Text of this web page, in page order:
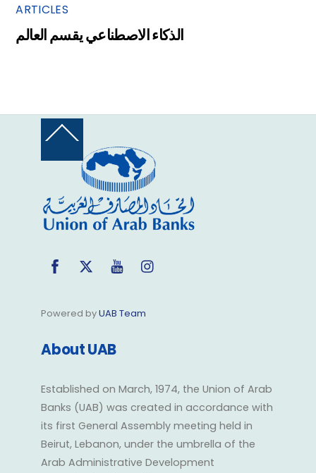
ARTICLES
الذكاء الاصطناعي يقسم العالم
Back
Top
FacebookTwitter YouTube
Powered byUAB Team
About UAB
Established on March, 1974, the Union of Arab
Banks (UAB) was created in accordance with
its first General Assembly meeting held in
Beirut, Lebanon, under the umbrella of the
Arab Administrative Development